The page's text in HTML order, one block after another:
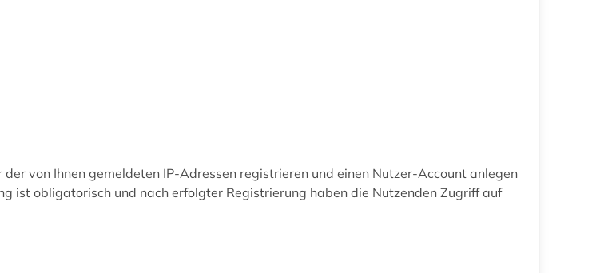
von Ihnen gemeldeten IP-Adressen registrieren und einen Nutzer-Account anlegen
ist obligatorisch und nach erfolgter Registrierung haben die Nutzenden Zugriff auf